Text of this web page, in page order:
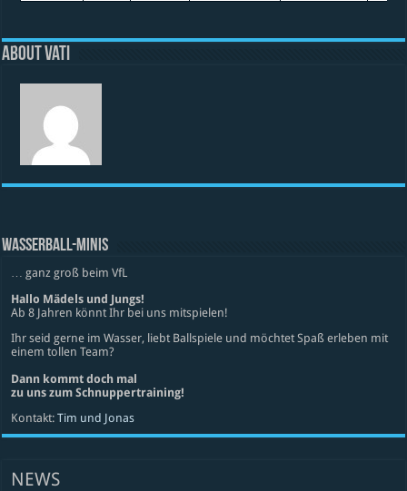
About vati
WASSERBALL-MINIS
… ganz groß beim VfL
Hallo Mädels und Jungs!
Ab 8 Jahren könnt Ihr bei uns mitspielen!
Ihr seid gerne im Wasser, liebt Ballspiele und möchtet Spaß erleben mit
einem tollen Team?
Dann kommt doch mal
zu uns zum Schnuppertraining!
Kontakt:Tim und Jonas
NEWS